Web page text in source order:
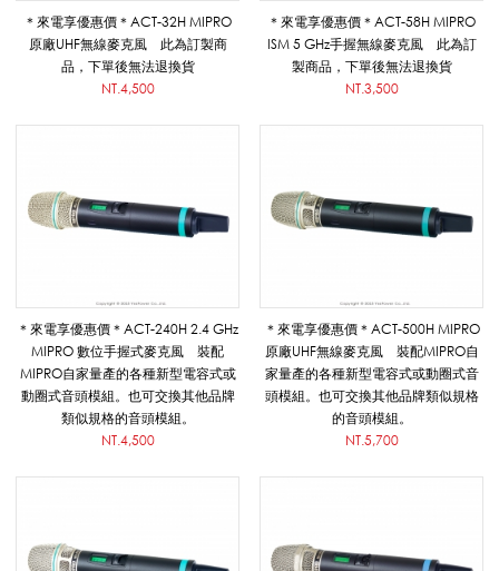
風
M
I
P
R
O
＊來電享優惠價＊ACT-32H MIPRO
原廠UHF無線麥克風 此為訂製商
品，下單後無法退換貨
NT.4,500
＊來電享優惠價＊ACT-58H MIPRO
ISM 5 GHz手握無線麥克風 此為訂
製商品，下單後無法退換貨
NT.3,500
＊來電享優惠價＊ACT-240H 2.4 GHz
MIPRO 數位手握式麥克風 裝配
MIPRO自家量產的各種新型電容式或
動圈式音頭模組。也可交換其他品牌
類似規格的音頭模組。
NT.4,500
＊來電享優惠價＊ACT-500H MIPRO
原廠UHF無線麥克風 裝配MIPRO自
家量產的各種新型電容式或動圈式音
頭模組。也可交換其他品牌類似規格
的音頭模組。
NT.5,700